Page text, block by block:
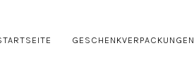
GESCHENKVERPACKUNGEN